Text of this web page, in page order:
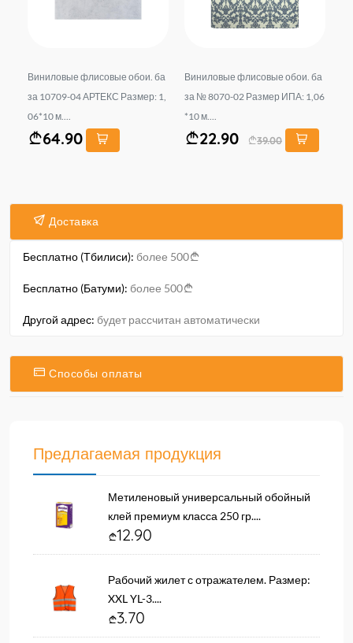
Виниловые флисовые обои. ба
за 10709-04 АРТЕКС Размер: 1,
06*10 м....
64.90
Виниловые флисовые обои. ба
за № 8070-02 Размер ИПА: 1,06
*10 м....
22.90 39.00
Доставка
Бесплатно (Тбилиси): более 500
Бесплатно (Батуми): более 500
Другой адрес: будет рассчитан автоматически
Способы оплаты
Предлагаемая продукция
Метиленовый универсальный обойный
клей премиум класса 250 гр....
12.90
Рабочий жилет с отражателем. Размер:
XXL YL-3....
3.70